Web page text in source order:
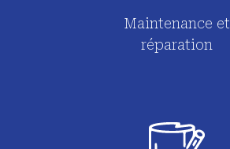
Maintenance et
réparation